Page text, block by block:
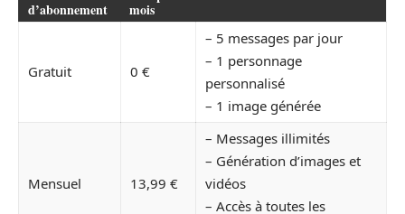
d’abonnement mois
Gratuit 0 €
– 5 messages par jour
– 1 personnage
personnalisé
– 1 image générée
Mensuel 13,99 €
– Messages illimités
– Génération d’images et
vidéos
– Accès à toutes les